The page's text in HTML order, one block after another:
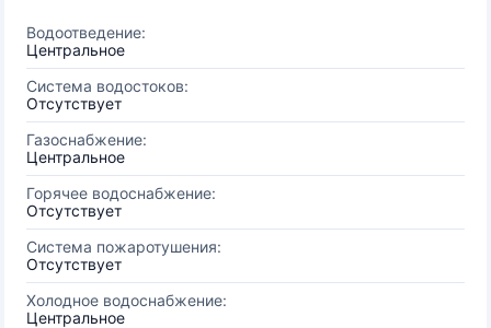
Водоотведение:
Центральное
Система водостоков:
Отсутствует
Газоснабжение:
Центральное
Горячее водоснабжение:
Отсутствует
Система пожаротушения:
Отсутствует
Холодное водоснабжение:
Центральное